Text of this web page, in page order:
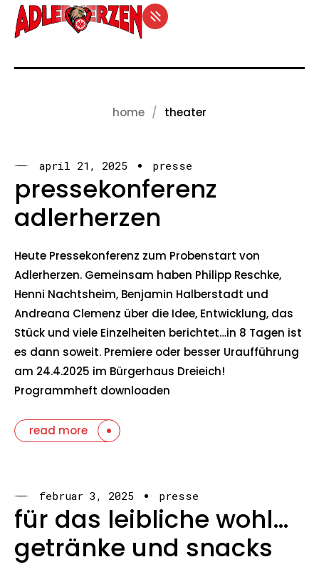
home theater
april 21, 2025 presse
pressekonferenz
adlerherzen
Heute Pressekonferenz zum Probenstart von
Adlerherzen. Gemeinsam haben Philipp Reschke,
Henni Nachtsheim, Benjamin Halberstadt und
Andreana Clemenz über die Idee, Entwicklung, das
Stück und viele Einzelheiten berichtet…in 8 Tagen ist
es dann soweit. Premiere oder besser Uraufführung
am 24.4.2025 im Bürgerhaus Dreieich!
Programmheft downloaden
read more
februar 3, 2025 presse
für das leibliche wohl…
getränke und snacks